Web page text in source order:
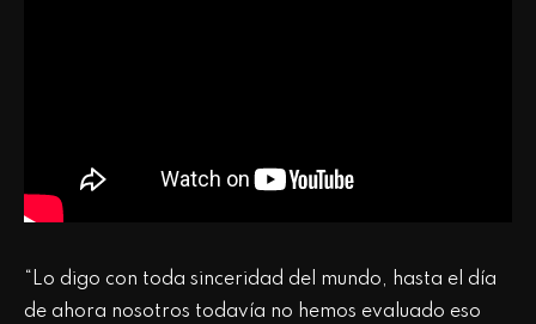
“Lo digo con toda sinceridad del mundo, hasta el día
de ahora nosotros todavía no hemos evaluado eso